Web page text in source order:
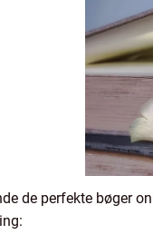
de perfekte bøger